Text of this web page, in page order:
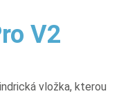
V2
vložka, kterou